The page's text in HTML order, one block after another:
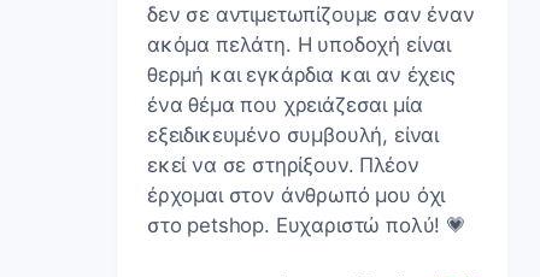
δεν σε αντιμετωπίζουμε σαν έναν
ακόμα πελάτη. Η υποδοχή είναι
θερμή και εγκάρδια και αν έχεις
ένα θέμα που χρειάζεσαι μία
εξειδικευμένο συμβουλή, είναι
εκεί να σε στηρίξουν. Πλέον
έρχομαι στον άνθρωπό μου όχι
στο petshop. Ευχαριστώ πολύ! 💗